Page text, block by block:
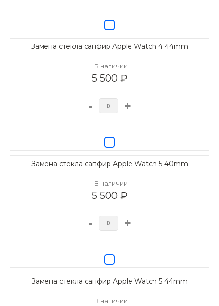
Замена стекла сапфир Apple Watch 4 44mm
В наличии
5 500 ₽
- +
Замена стекла сапфир Apple Watch 5 40mm
В наличии
5 500 ₽
- +
Замена стекла сапфир Apple Watch 5 44mm
В наличии